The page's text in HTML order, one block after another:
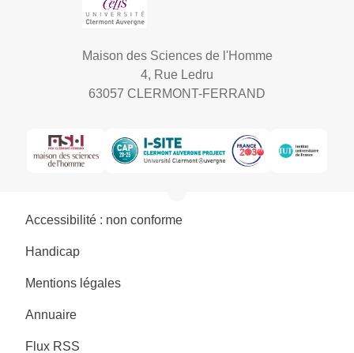
Maison des Sciences de l'Homme
4, Rue Ledru
63057 CLERMONT-FERRAND
Accessibilité : non conforme
Handicap
Mentions légales
Annuaire
Flux RSS